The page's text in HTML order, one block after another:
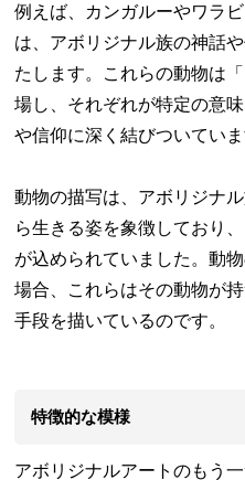
例えば、カンガルーやワラ
は、アボリジナル族の神話
たします。これらの動物は
場し、それぞれが特定の意
や信仰に深く結びついていま
動物の描写は、アボリジナ
ら生きる姿を象徴しており
が込められていました。動
場合、これらはその動物が
手段を描いているのです。
特徴的な模様
アボリジナルアートのもう